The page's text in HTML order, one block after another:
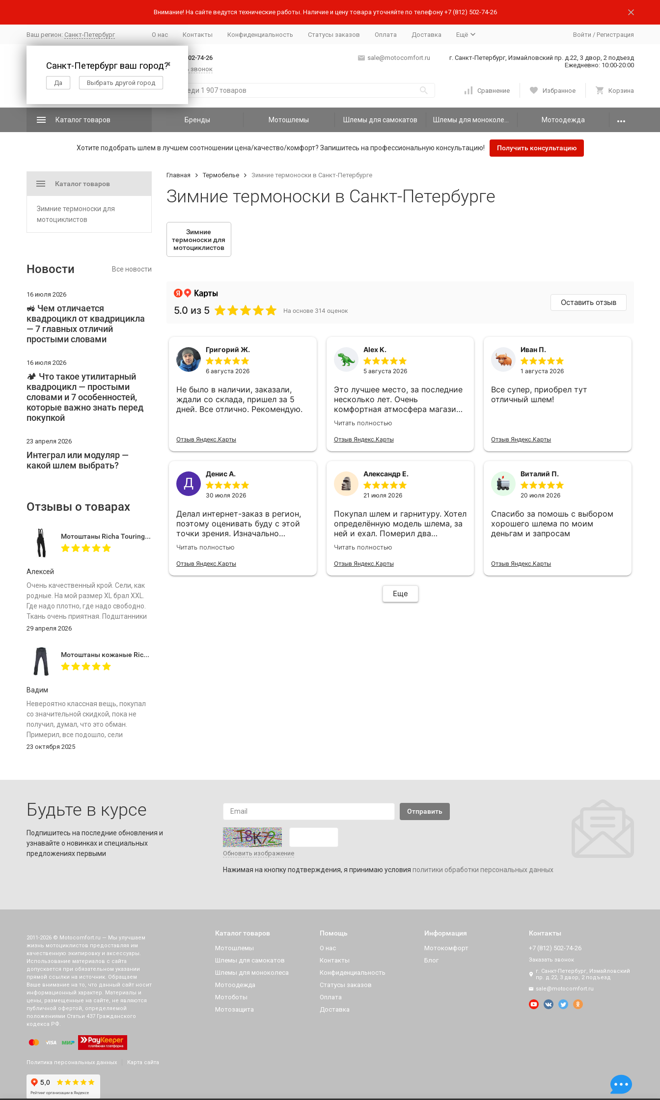
Внимание! На сайте ведутся технические работы. Наличие и цену товара уточняйте по телефону +7 (812) 502-74-26
Ваш регион: Санкт-Петербург
✖
Санкт-Петербург ваш город?
Да Выбрать другой город
О нас Контакты Конфиденциальность Статусы заказов Оплата Доставка Ещё Войти / Регистрация
+7 (812) 502-74-26
Заказать звонок
sale@motocomfort.ru
г. Санкт-Петербург, Измайловский пр. д.22, 3 двор, 2 подъезд
Ежедневно: 10:00-20:00
Сравнение Избранное Корзина
Каталог товаров Бренды Мотошлемы Шлемы для самокатов Мотоодежда
Хотите подобрать шлем в лучшем соотношении цена/качество/комфорт? Запишитесь на профессиональную консультацию! Получить консультацию
Главная Термобелье Зимние термоноски в Санкт-Петербурге
Зимние термоноски в Санкт-Петербурге
Зимние
термоноски для
мотоциклистов
Каталог товаров
Зимние термоноски для
мотоциклистов
Новости Все новости
16 июля 2026
🚜 Чем отличается
квадроцикл от квадрицикла
— 7 главных отличий
простыми словами
16 июля 2026
🏕️ Что такое утилитарный
квадроцикл — простыми
словами и 7 особенностей,
которые важно знать перед
покупкой
23 апреля 2026
Интеграл или модуляр —
какой шлем выбрать?
Отзывы о товарах
Мотоштаны Richa Touring C-Change Trousers Men Black
Алексей
Очень качественный крой. Сели, как
родные. На мой размер ХL брал XXL.
Где надо плотно, где надо свободно.
Ткань очень приятная. Подштанники
особенно комфортные. Важно -
Сравниваю с отечественными
топовыми штанами одного бренда и
рыдаю... Почему у меня не было таких
в моем путешествии на Байкал.
Огромное спасибо магазину за
29 апреля 2026
Мотоштаны кожаные Richa Vintage Black
Вадим
Невероятно классная вещь, покупал
со значительной скидкой, пока не
получил, думал, что это обман.
Примерил, все подошло, сели
идеально. Они сероватого цвета, не
штаны могут оказаться
коротковатыми. Очень рад покупке.
23 октября 2025
Будьте в курсе
Подпишитесь на последние обновления и
узнавайте о новинках и специальных
предложениях первыми
Обновить изображение
Нажимая на кнопку подтверждения, я принимаю условия политики обработки персональных данных
2011-2026 © Motocomfort.ru — Мы улучшаем
жизнь мотоциклистов предоставляя им
качественную экипировку и аксессуары.
Использование материалов с сайта
допускается при обязательном указании
прямой ссылки на источник. Обращаем
Ваше внимание на то, что данный сайт носит
информационный характер. Материалы и
цены, размещенные на сайте, не являются
публичной офертой, определяемой
положениями Статьи 437 Гражданского
кодекса РФ.
Политика персональных данных Карта сайта
Каталог товаров
Мотошлемы
Шлемы для самокатов
Шлемы для моноколеса
Мотоодежда
Мотоботы
Мотозащита
Помощь
О нас
Контакты
Конфиденциальность
Статусы заказов
Оплата
Доставка
Информация
Мотокомфорт
Блог
Контакты
+7 (812) 502-74-26
Заказать звонок
г. Санкт-Петербург, Измайловский
пр. д.22, 3 двор, 2 подъезд
sale@motocomfort.ru